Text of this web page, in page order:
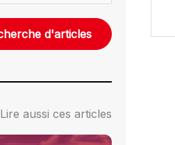
Lire aussi ces articles